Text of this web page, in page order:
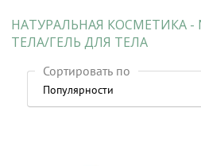
НАТУРАЛЬНАЯ КОСМЕТИКА -
ТЕЛА/ГЕЛЬ ДЛЯ ТЕЛА
Сортировать по